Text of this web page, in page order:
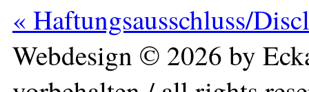
« Haftungsausschluss/
Webdesign © 2026 by